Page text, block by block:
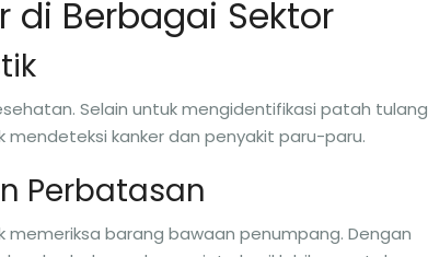
di Berbagai Sektor
Selain untuk mengidentifikasi patah tulang
mendeteksi kanker dan penyakit paru-paru.
Perbatasan
memeriksa barang bawaan penumpang. Dengan